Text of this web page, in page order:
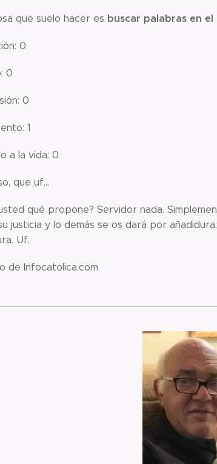
que suelo hacer es buscar palabras en
0
0
0
1
a la vida: 0
que uf...
qué propone? Servidor nada.
justicia y lo demás se os dará por
Uf.
de Infocatolica.com